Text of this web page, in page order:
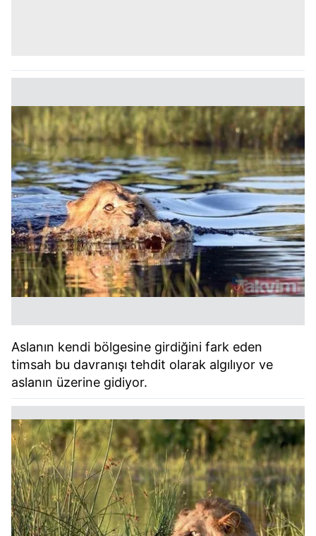
Aslanın kendi bölgesine girdiğini fark eden
timsah bu davranışı tehdit olarak algılıyor ve
aslanın üzerine gidiyor.